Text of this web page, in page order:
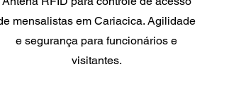
mensalistas em Cariacica. Agilidade
e segurança para funcionários e
visitantes.